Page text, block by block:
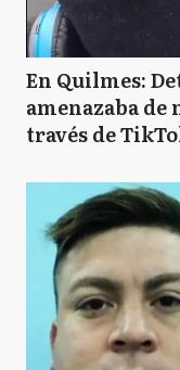
En Quilmes:
amenazaba
través de